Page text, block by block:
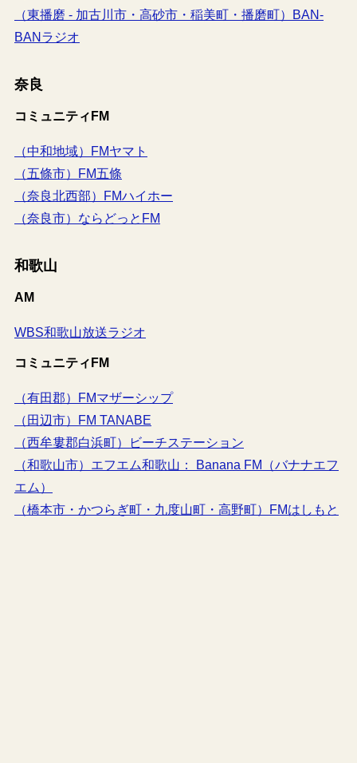
（東播磨 - 加古川市・高砂市・稲美町・播磨町）BAN-
BANラジオ
奈良
コミュニティFM
（中和地域）FMヤマト
（五條市）FM五條
（奈良北西部）FMハイホー
（奈良市）ならどっとFM
和歌山
AM
WBS和歌山放送ラジオ
コミュニティFM
（有田郡）FMマザーシップ
（田辺市）FM TANABE
（西牟婁郡白浜町）ビーチステーション
（和歌山市）エフエム和歌山： Banana FM（バナナエフ
エム）
（橋本市・かつらぎ町・九度山町・高野町）FMはしもと